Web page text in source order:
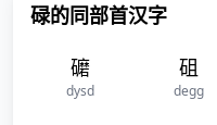
碌的同部首汉字
礳
dysd
砠
degg